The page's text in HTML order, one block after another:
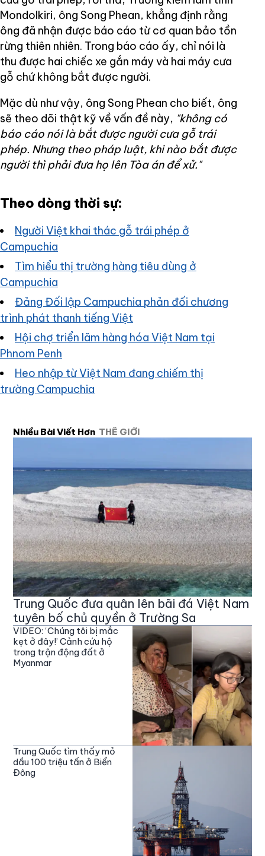
Mondolkiri, ông Song Phean, khẳng định rằng
ông đã nhận được báo cáo từ cơ quan bảo tồn
rừng thiên nhiên. Trong báo cáo ấy, chỉ nói là
thu được hai chiếc xe gắn máy và hai máy cưa
gỗ chứ không bắt được người.
Mặc dù như vậy, ông Song Phean cho biết, ông
sẽ theo dõi thật kỹ về vấn đề này, "không có
báo cáo nói là bắt được người cưa gỗ trái
phép. Nhưng theo pháp luật, khi nào bắt được
người thì phải đưa họ lên Tòa án để xử."
Theo dòng thời sự:
Người Việt khai thác gỗ trái phép ở
Campuchia
Tìm hiểu thị trường hàng tiêu dùng ở
Campuchia
Đảng Đối lập Campuchia phản đối chương
trình phát thanh tiếng Việt
Hội chợ triển lãm hàng hóa Việt Nam tại
Phnom Penh
Heo nhập từ Việt Nam đang chiếm thị
trường Campuchia
Nhiều Bài Viết Hơn THẾ GIỚI
Trung Quốc đưa quân lên bãi đá Việt Nam
tuyên bố chủ quyền ở Trường Sa
VIDEO: ‘Chúng tôi bị mắc
kẹt ở đây!’ Cảnh cứu hộ
trong trận động đất ở
Myanmar
Trung Quốc tìm thấy mỏ
dầu 100 triệu tấn ở Biển
Đông